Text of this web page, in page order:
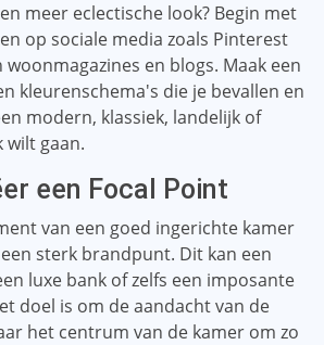
meer eclectische look? Begin met
op sociale media zoals Pinterest
en blogs. Maak een
kleurenschema's die je bevallen en
modern, klassiek, landelijk of
gaan.
een Focal Point
van een goed ingerichte kamer
sterk brandpunt. Dit kan een
luxe bank of zelfs een imposante
doel is om de aandacht van de
het centrum van de kamer om zo